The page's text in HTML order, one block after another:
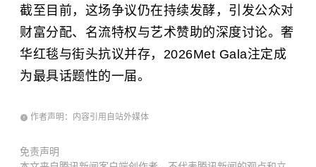
截至目前，这场争议仍在持续发酵，引发公众对
财富分配、名流特权与艺术赞助的深度讨论。奢
华红毯与街头抗议并存，2026Met Gala注定成
为最具话题性的一届。
作者声明：内容引用自站外媒体
免责声明